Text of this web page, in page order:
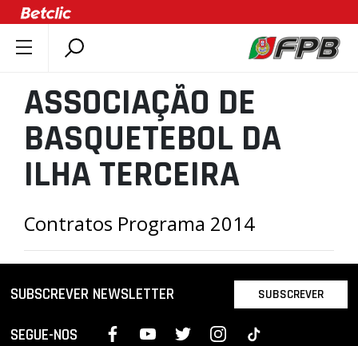
DOCUMENTOS
ÚLTIMAS
COMPETIÇÕES
ASSOCIAÇÕES
CLUBES
AGENTES
AGENDA
SELEÇÕES
MINIBASQUETE
ASSOCIAÇÃO DE
BASQUETEBOL DA
ILHA TERCEIRA
Contratos Programa 2014
SUBSCREVER NEWSLETTER SUBSCREVER
SEGUE-NOS